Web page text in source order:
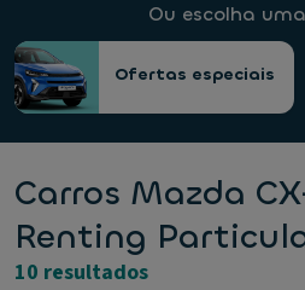
Ou escolha
Ofertas especiais
Carros Mazda
Renting
10 resultados